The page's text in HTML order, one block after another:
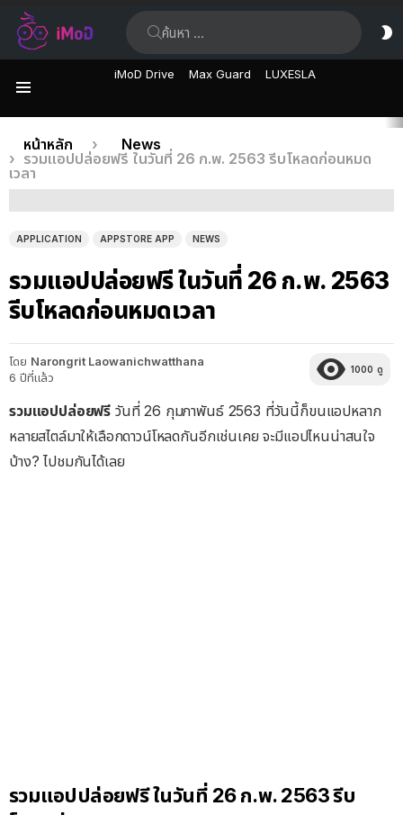
iMoD Drive Max Guard LUXESLA
เรื่อง
ล่าสุด
คุณอยู่ที่นี่:
หน้าหลัก
News
รวมแอปปล่อยฟรี ในวันที่ 26 ก.พ. 2563 รีบโหลดก่อนหมด
เวลา
APPLICATION APPSTORE APP NEWS
รวมแอปปล่อยฟรี ในวันที่ 26 ก.พ. 2563
รีบโหลดก่อนหมดเวลา
โดย Narongrit Laowanichwatthana
6 ปีที่แล้ว
1000 ดู
รวมแอปปล่อยฟรี วันที่ 26 กุมภาพันธ์ 2563 ที่วันนี้ก็ขนแอปหลาก
หลายสไตล์มาให้เลือกดาวน์โหลดกันอีกเช่นเคย จะมีแอปไหนน่าสนใจ
บ้าง? ไปชมกันได้เลย
รวมแอปปล่อยฟรี ในวันที่ 26 ก.พ. 2563 รีบ